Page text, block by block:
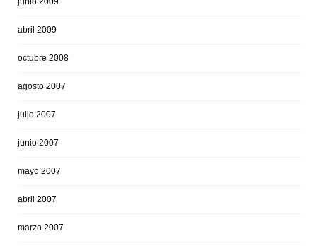
abril 2009
octubre 2008
agosto 2007
julio 2007
junio 2007
mayo 2007
abril 2007
marzo 2007